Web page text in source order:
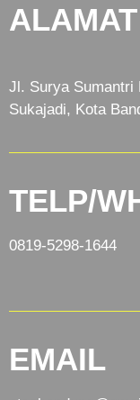
ALAMAT
Jl. Surya Sumantri
Sukajadi, Kota
TELP/
0819-5298-1644
EMAIL